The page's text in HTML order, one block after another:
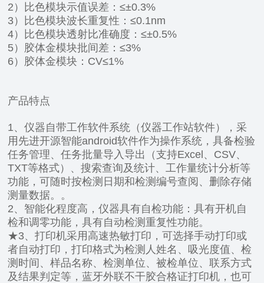
2）比色模块示值误差：≤±0.3%
3）比色模块波长重复性：≤0.1nm
4）比色模块透射比准确度：≤±0.5%
5）胶体金模块批间差：≤3%
6）胶体金模块：CV≤1%
产品特点
1、仪器自带工作软件系统（仪器工作站软件），采
用先进开源智能android软件作为操作系统，具备检验
任务管理、任务批量导入导出（支持Excel、CSV、
TXT等格式）、搜索查询及统计、工作量统计分析等
功能，可随时按检测日期和检测编号查阅、删除存储
测量数据。。
2、智能化程度高，仪器具有自检功能：具有开机自
检和调零功能，具有自动检测重复性功能。
★3、打印机采用高速热敏打印，可选择手动打印或
者自动打印，打印格式为检测人姓名、吸光度值、检
测时间、样品名称、检测单位、被检单位、联系方式
及结果判定等，蓝牙外联不干胶合格证打印机，也可